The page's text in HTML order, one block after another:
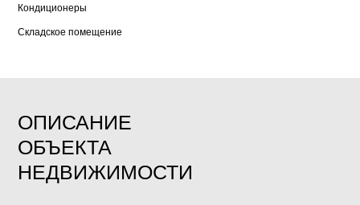
Кондиционеры
Складское помещение
ОПИСАНИЕ
ОБЪЕКТА
НЕДВИЖИМОСТИ